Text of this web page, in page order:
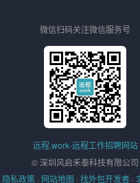
微信扫码关注微信服务号
远程.work-远程工作招聘网站
© 深圳风启禾泰科技有限公司
隐私政策 · 网站地图 · 找外包开发者 ·